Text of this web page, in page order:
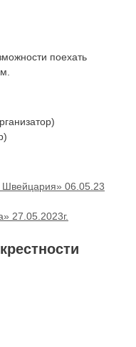
поехать
Швейцария» 06.05.23
27.05.2023г.